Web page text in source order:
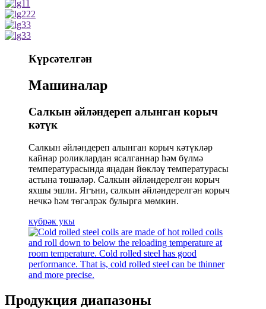
Күрсәтелгән
Машиналар
Салкын әйләндереп алынган корыч
кәтүк
Салкын әйләндереп алынган корыч кәтүкләр
кайнар роликлардан ясалганнар һәм бүлмә
температурасында яңадан йөкләү температурасы
астына төшәләр. Салкын әйләндерелгән корыч
яхшы эшли. Ягъни, салкын әйләндерелгән корыч
нечкә һәм төгәлрәк булырга мөмкин.
күбрәк укы
Продукция диапазоны